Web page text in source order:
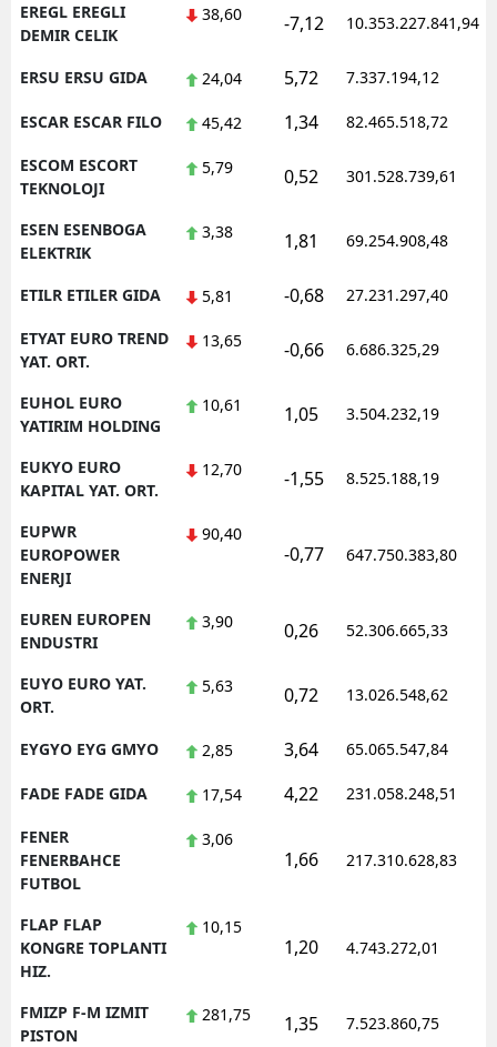
EREGL EREGLI
DEMIR CELIK
38,60 -7,12 10.353.227.841,94
ERSU ERSU GIDA 24,04 5,72 7.337.194,12
ESCAR ESCAR FILO 45,42 1,34 82.465.518,72
ESCOM ESCORT
TEKNOLOJI
5,79 0,52 301.528.739,61
ESEN ESENBOGA
ELEKTRIK
3,38 1,81 69.254.908,48
ETILR ETILER GIDA 5,81 -0,68 27.231.297,40
ETYAT EURO TREND
YAT. ORT.
13,65 -0,66 6.686.325,29
EUHOL EURO
YATIRIM HOLDING
10,61 1,05 3.504.232,19
EUKYO EURO
KAPITAL YAT. ORT.
12,70 -1,55 8.525.188,19
EUPWR
EUROPOWER
ENERJI
90,40
-0,77 647.750.383,80
EUREN EUROPEN
ENDUSTRI
3,90 0,26 52.306.665,33
EUYO EURO YAT.
ORT.
5,63 0,72 13.026.548,62
EYGYO EYG GMYO 2,85 3,64 65.065.547,84
FADE FADE GIDA 17,54 4,22 231.058.248,51
FENER
FENERBAHCE
FUTBOL
3,06
1,66 217.310.628,83
FLAP FLAP
KONGRE TOPLANTI
HIZ.
10,15
1,20 4.743.272,01
FMIZP F-M IZMIT
PISTON
281,75 1,35 7.523.860,75